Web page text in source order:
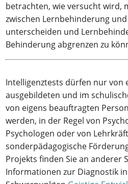
betrachten, wie versucht wird,
zwischen Lernbehinderung
unterscheiden und
Behinderung abgrenzen zu
Intelligenztests dürfen nur von
ausgebildeten und im
von eigens beauftragten
werden, in der Regel von
Psychologen oder von
sonderpädagogische
Projekts finden Sie an anderer
Informationen zur Diagnostik